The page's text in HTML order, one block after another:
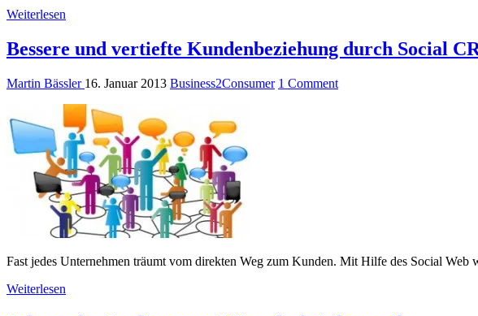
Weiterlesen
Bessere und vertiefte Kundenbeziehung durch Social
Martin Bässler 16. Januar 2013 Business2Consumer 1 Comment
Fast jedes Unternehmen träumt vom direkten Weg zum Kunden. Mit Hilfe des Social
Weiterlesen